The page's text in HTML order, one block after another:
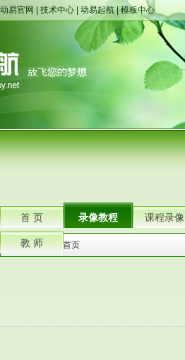
动易官网 技术中心 动易起航|模板中心
首 页 录像教程 课程录像
教 师
您的位置： 首页